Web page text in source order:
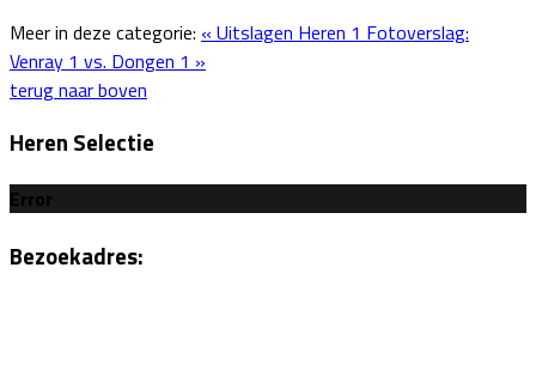
Meer in deze categorie: « Uitslagen Heren 1 Fotoverslag:
Venray 1 vs. Dongen 1 »
terug naar boven
Heren Selectie
Error
Bezoekadres: